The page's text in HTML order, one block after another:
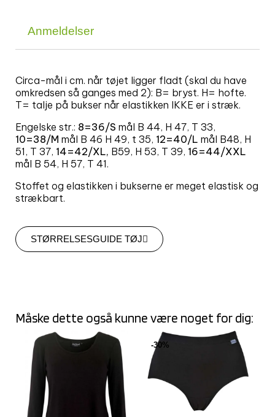
Anmeldelser
Circa-mål i cm. når tøjet ligger fladt (skal du have
omkredsen så ganges med 2): B= bryst. H= hofte.
T= talje på bukser når elastikken IKKE er i stræk.
Engelske str.: 8=36/S mål B 44, H 47, T 33,
10=38/M mål B 46 H 49, t 35, 12=40/L mål B48, H
51, T 37, 14=42/XL, B59, H 53, T 39, 16=44/XXL
mål B 54, H 57, T 41.
Stoffet og elastikken i bukserne er meget elastisk og
strækbart.
STØRRELSESGUIDE TØJ
Måske dette også kunne være noget for dig:
-30%